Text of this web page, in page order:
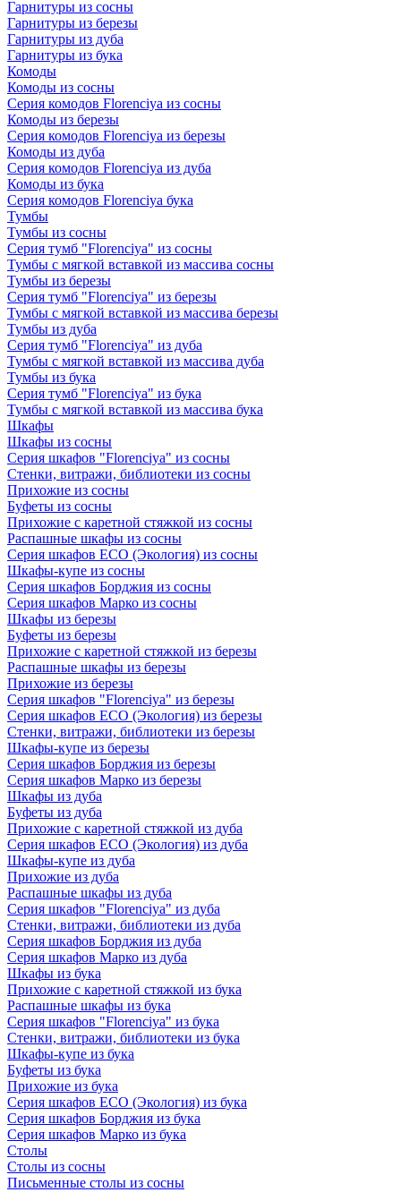
Гарнитуры из сосны
Гарнитуры из березы
Гарнитуры из дуба
Гарнитуры из бука
Комоды
Комоды из сосны
Серия комодов Florenciya из сосны
Комоды из березы
Серия комодов Florenciya из березы
Комоды из дуба
Серия комодов Florenciya из дуба
Комоды из бука
Серия комодов Florenciya бука
Тумбы
Тумбы из сосны
Серия тумб "Florenciya" из сосны
Тумбы с мягкой вставкой из массива сосны
Тумбы из березы
Серия тумб "Florenciya" из березы
Тумбы с мягкой вставкой из массива березы
Тумбы из дуба
Серия тумб "Florenciya" из дуба
Тумбы с мягкой вставкой из массива дуба
Тумбы из бука
Серия тумб "Florenciya" из бука
Тумбы с мягкой вставкой из массива бука
Шкафы
Шкафы из сосны
Серия шкафов "Florenciya" из сосны
Стенки, витражи, библиотеки из сосны
Прихожие из сосны
Буфеты из сосны
Прихожие с каретной стяжкой из сосны
Распашные шкафы из сосны
Серия шкафов ECO (Экология) из сосны
Шкафы-купе из сосны
Серия шкафов Борджия из сосны
Серия шкафов Марко из сосны
Шкафы из березы
Буфеты из березы
Прихожие с каретной стяжкой из березы
Распашные шкафы из березы
Прихожие из березы
Серия шкафов "Florenciya" из березы
Серия шкафов ECO (Экология) из березы
Стенки, витражи, библиотеки из березы
Шкафы-купе из березы
Серия шкафов Борджия из березы
Серия шкафов Марко из березы
Шкафы из дуба
Буфеты из дуба
Прихожие с каретной стяжкой из дуба
Серия шкафов ECO (Экология) из дуба
Шкафы-купе из дуба
Прихожие из дуба
Распашные шкафы из дуба
Серия шкафов "Florenciya" из дуба
Стенки, витражи, библиотеки из дуба
Серия шкафов Борджия из дуба
Серия шкафов Марко из дуба
Шкафы из бука
Прихожие с каретной стяжкой из бука
Распашные шкафы из бука
Серия шкафов "Florenciya" из бука
Стенки, витражи, библиотеки из бука
Шкафы-купе из бука
Буфеты из бука
Прихожие из бука
Серия шкафов ECO (Экология) из бука
Серия шкафов Борджия из бука
Серия шкафов Марко из бука
Столы
Столы из сосны
Письменные столы из сосны